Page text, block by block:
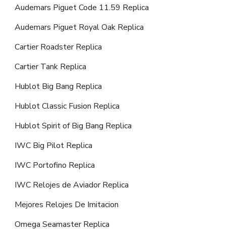
Audemars Piguet Code 11.59 Replica
Audemars Piguet Royal Oak Replica
Cartier Roadster Replica
Cartier Tank Replica
Hublot Big Bang Replica
Hublot Classic Fusion Replica
Hublot Spirit of Big Bang Replica
IWC Big Pilot Replica
IWC Portofino Replica
IWC Relojes de Aviador Replica
Mejores Relojes De Imitacion
Omega Seamaster Replica